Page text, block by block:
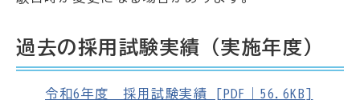
過去の採用試験実績（実施年度）
令和6年度 採用試験実績 [PDF｜56.6KB]